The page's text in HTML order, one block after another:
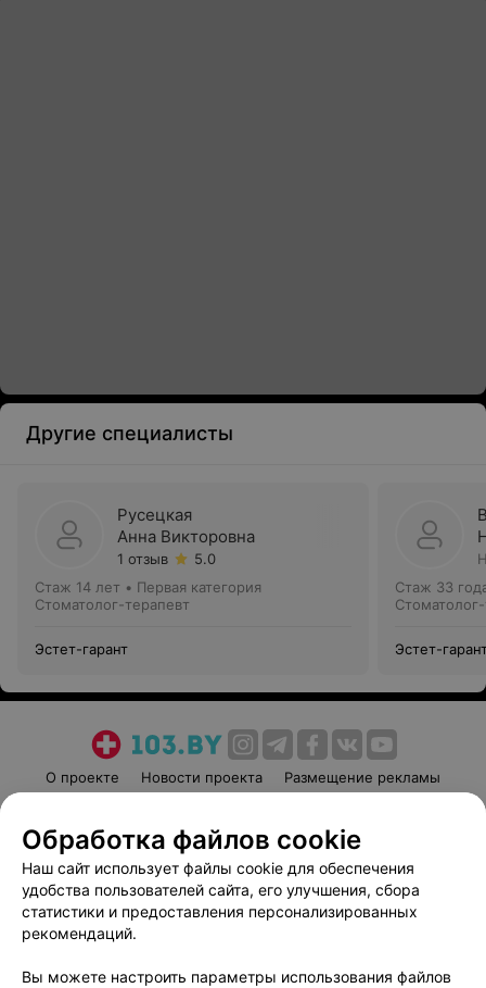
Другие специалисты
Русецкая
Анна Викторовна
1 отзыв
5.0
Стаж 14 лет • Первая категория
Стоматолог-терапевт
Эстет-гарант
Стаж 33
Эстет-
О проекте Новости проекта
Размещение рекламы
Пользовательское соглашение
Способы оплаты
Вакансии
Партнеры
Написать руководителю 103.by
Обработка файлов cookie
Наш сайт использует файлы cookie для обеспечения
удобства пользователей сайта, его улучшения, сбора
статистики и предоставления персонализированных
рекомендаций.
Вы можете настроить параметры использования файлов